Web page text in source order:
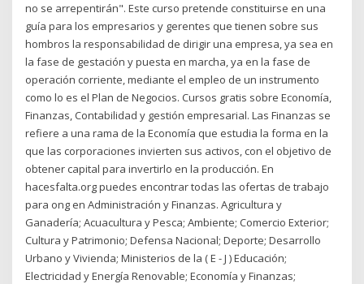
no se arrepentirán". Este curso pretende constituirse en una
guía para los empresarios y gerentes que tienen sobre sus
hombros la responsabilidad de dirigir una empresa, ya sea en
la fase de gestación y puesta en marcha, ya en la fase de
operación corriente, mediante el empleo de un instrumento
como lo es el Plan de Negocios. Cursos gratis sobre Economía,
Finanzas, Contabilidad y gestión empresarial. Las Finanzas se
refiere a una rama de la Economía que estudia la forma en la
que las corporaciones invierten sus activos, con el objetivo de
obtener capital para invertirlo en la producción. En
hacesfalta.org puedes encontrar todas las ofertas de trabajo
para ong en Administración y Finanzas. Agricultura y
Ganadería; Acuacultura y Pesca; Ambiente; Comercio Exterior;
Cultura y Patrimonio; Defensa Nacional; Deporte; Desarrollo
Urbano y Vivienda; Ministerios de la ( E - J ) Educación;
Electricidad y Energía Renovable; Economía y Finanzas;